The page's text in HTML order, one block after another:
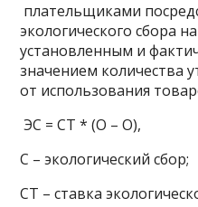
плательщиками
экологического сбора
установленным и
значением количества
от использования
ЭС = СТ * (О – О),
С – экологический сбор;
СТ – ставка